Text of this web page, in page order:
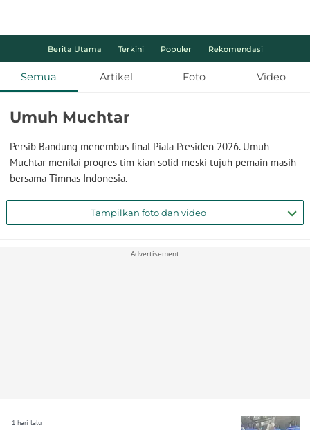
Berita Utama Terkini Populer Rekomendasi
Semua Artikel Foto Video
Umuh Muchtar
Persib Bandung menembus final Piala Presiden 2026. Umuh
Muchtar menilai progres tim kian solid meski tujuh pemain masih
bersama Timnas Indonesia.
Tampilkan foto dan video
Advertisement
1 hari lalu